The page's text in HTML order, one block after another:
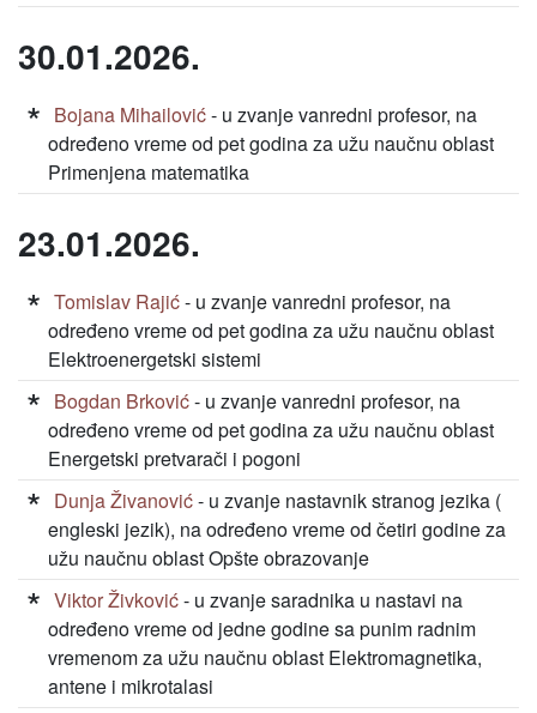
30.01.2026.
Bojana Mihailović- u zvanje vanredni profesor, na
određeno vreme od pet godina za užu naučnu oblast
Primenjena matematika
23.01.2026.
Tomislav Rajić- u zvanje vanredni profesor, na
određeno vreme od pet godina za užu naučnu oblast
Elektroenergetski sistemi
Bogdan Brković- u zvanje vanredni profesor, na
određeno vreme od pet godina za užu naučnu oblast
Energetski pretvarači i pogoni
Dunja Živanović- u zvanje nastavnik stranog jezika (
engleski jezik), na određeno vreme od četiri godine za
užu naučnu oblast Opšte obrazovanje
Viktor Živković- u zvanje saradnika u nastavi na
određeno vreme od jedne godine sa punim radnim
vremenom za užu naučnu oblast Elektromagnetika,
antene i mikrotalasi